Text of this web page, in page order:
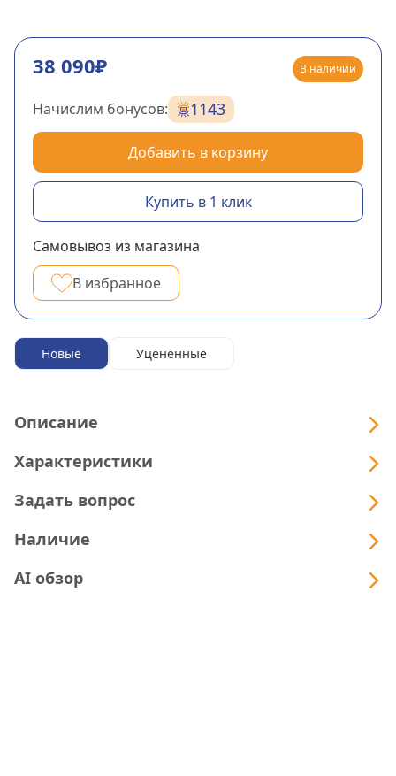
38 090₽ В наличии
Начислим бонусов: 1143
Добавить в корзину
Купить в 1 клик
Самовывоз из магазина
В избранное
Новые Уцененные
Описание
Характеристики
Задать вопрос
Наличие
AI обзор